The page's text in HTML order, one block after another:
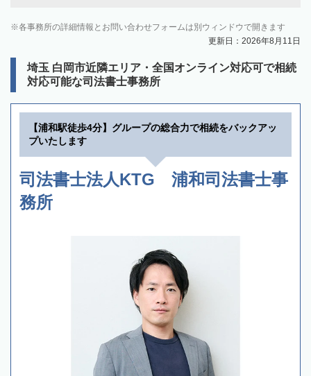
各事務所の詳細情報とお問い合わせフォームは別ウィンドウで開きます
更新日：2026年8月11日
埼玉 白岡市近隣エリア・全国オンライン対応可で相続
対応可能な司法書士事務所
【浦和駅徒歩4分】グループの総合力で相続をバックアッ
プいたします
司法書士法人KTG 浦和司法書士事
務所